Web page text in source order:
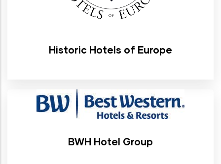
Historic Hotels of Europe
BWH Hotel Group